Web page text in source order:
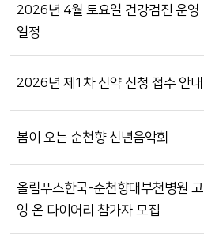
2026년 4월 토요일 건강검진 운영
일정
2026년 제1차 신약 신청 접수 안내
봄이 오는 순천향 신년음악회
올림푸스한국-순천향대부천병원 고
잉 온 다이어리 참가자 모집